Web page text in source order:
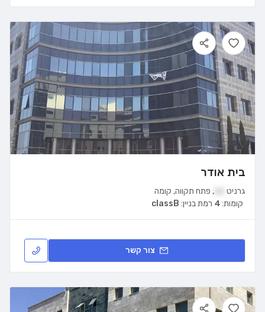
בית אודר
גרניט , פתח תקווה, קומה
רמת בניין: classB קומות:4
צור קשר